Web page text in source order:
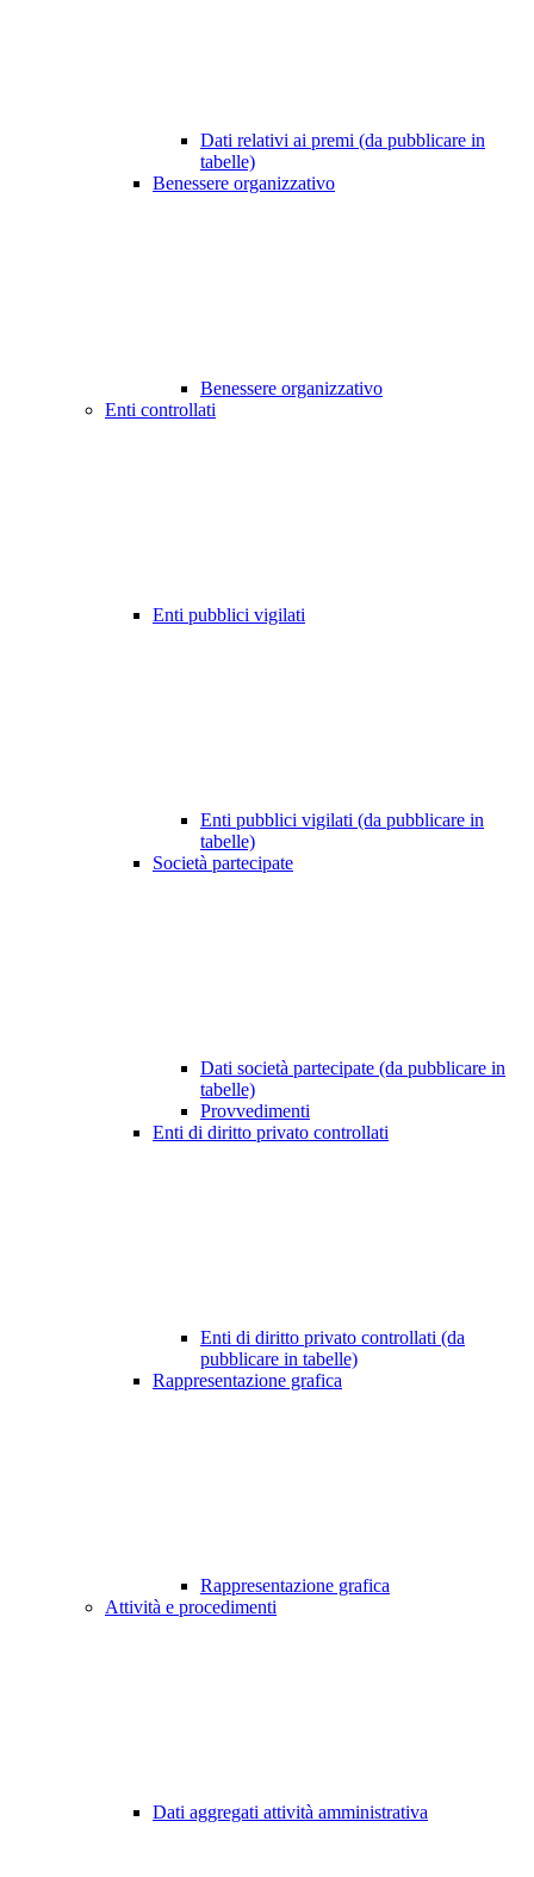
Dati relativi ai premi (da pubblicare in
tabelle)
Benessere organizzativo
Benessere organizzativo
Enti controllati
Enti pubblici vigilati
Enti pubblici vigilati (da pubblicare in
tabelle)
Società partecipate
Dati società partecipate (da pubblicare in
tabelle)
Provvedimenti
Enti di diritto privato controllati
Enti di diritto privato controllati (da
pubblicare in tabelle)
Rappresentazione grafica
Rappresentazione grafica
Attività e procedimenti
Dati aggregati attività amministrativa